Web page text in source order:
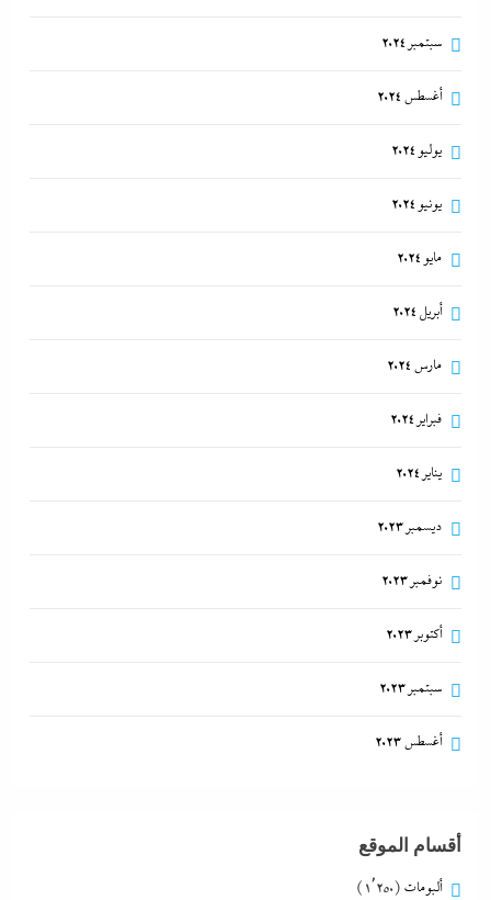
سبتمبر 2024
أغسطس 2024
يوليو 2024
يونيو 2024
مايو 2024
أبريل 2024
مارس 2024
فبراير 2024
يناير 2024
ديسمبر 2023
نوفمبر 2023
أكتوبر 2023
سبتمبر 2023
أغسطس 2023
أقسام الموقع
ألبومات (1٬250)